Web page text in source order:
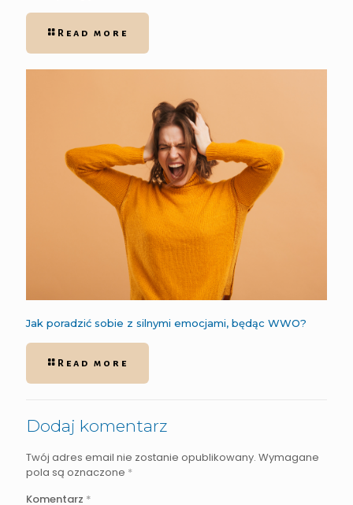
Read more
Jak poradzić sobie z silnymi emocjami, będąc WWO?
Read more
Dodaj komentarz
Twój adres email nie zostanie opublikowany. Wymagane
pola są oznaczone *
Komentarz *